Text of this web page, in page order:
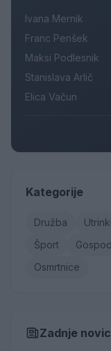
Ivana Mernik
Franc Penšek
Maksi Podlesnik
Stanislava Arlič
Elica Vačun
Kategorije
Družba Utrinki
Šport
Osmrtnice
Zadnje